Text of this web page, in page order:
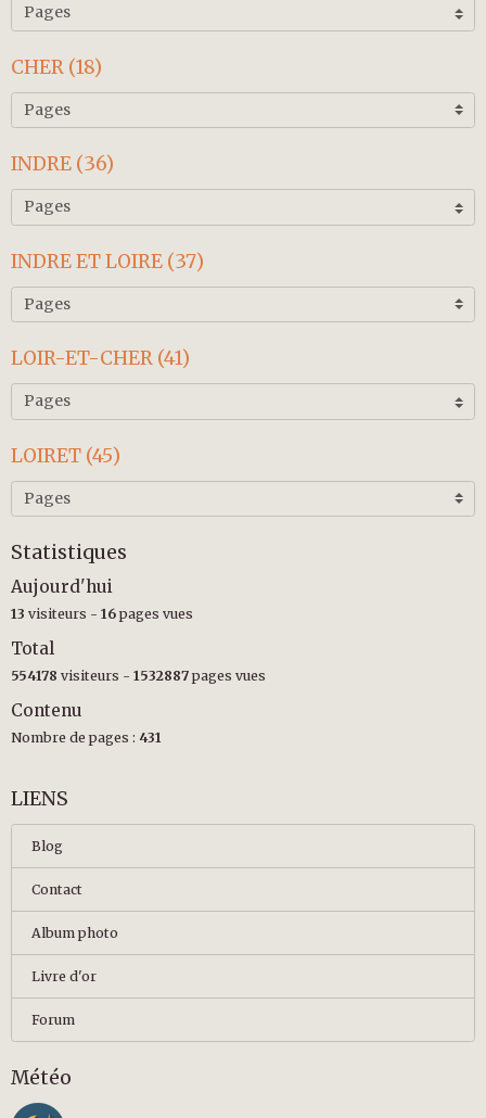
CHER (18)
INDRE (36)
INDRE ET LOIRE (37)
LOIR-ET-CHER (41)
LOIRET (45)
Statistiques
Aujourd'hui
13 visiteurs - 16 pages vues
Total
554178 visiteurs - 1532887 pages vues
Contenu
Nombre de pages : 431
LIENS
Blog
Contact
Album photo
Livre d'or
Forum
Météo